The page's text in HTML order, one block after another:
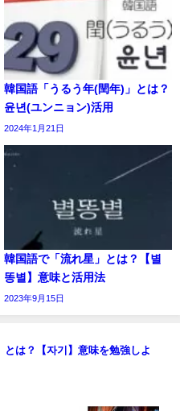
韓国語「うるう年(閏年)」とは？
윤년(ユンニョン)活用
2024年1月21日
韓国語で「流れ星」とは？【별
똥별】意味と活用法
2023年9月15日
とは？【자기】意味を勉強しよ